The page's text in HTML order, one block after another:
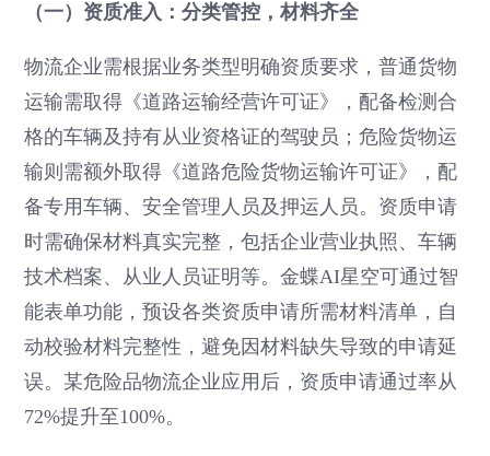
（一）资质准入：分类管控，材料齐全
物流企业需根据业务类型明确资质要求，普通货物
运输需取得《道路运输经营许可证》，配备检测合
格的车辆及持有从业资格证的驾驶员；危险货物运
输则需额外取得《道路危险货物运输许可证》，配
备专用车辆、安全管理人员及押运人员。资质申请
时需确保材料真实完整，包括企业营业执照、车辆
技术档案、从业人员证明等。金蝶AI星空可通过智
能表单功能，预设各类资质申请所需材料清单，自
动校验材料完整性，避免因材料缺失导致的申请延
误。某危险品物流企业应用后，资质申请通过率从
72%提升至100%。